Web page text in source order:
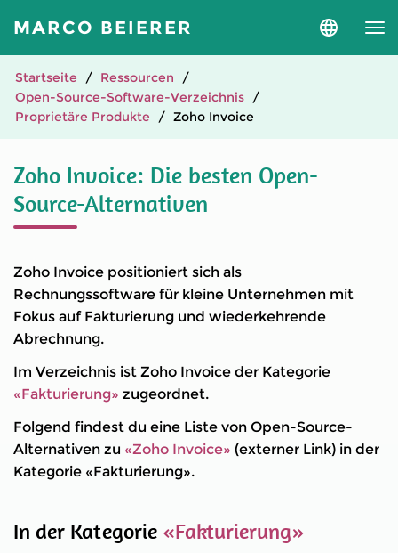
MARCO BEIERER
Sprache
Startseite
Ressourcen
Open-Source-Software-Verzeichnis
Proprietäre Produkte
Zoho Invoice
Zoho Invoice: Die besten Open-
Source-Alternativen
Zoho Invoice positioniert sich als
Rechnungssoftware für kleine Unternehmen mit
Fokus auf Fakturierung und wiederkehrende
Abrechnung.
Im Verzeichnis ist Zoho Invoice der Kategorie
«Fakturierung» zugeordnet.
Folgend findest du eine Liste von Open-Source-
Alternativen zu «Zoho Invoice» (externer Link) in der
Kategorie «Fakturierung».
In der Kategorie «Fakturierung»